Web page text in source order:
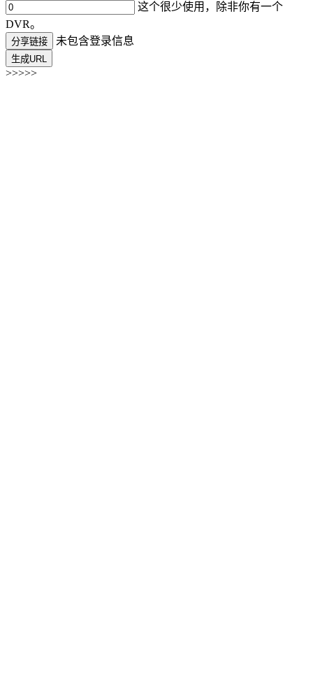
这个很少使用，除非你有一个
DVR。
分享链接 未包含登录信息
生成URL
>>>>>